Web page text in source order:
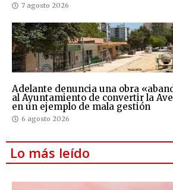
7 agosto 2026
Adelante denuncia una obra
al Ayuntamiento de convertir la
en un ejemplo de mala gestión
6 agosto 2026
Lo más leído